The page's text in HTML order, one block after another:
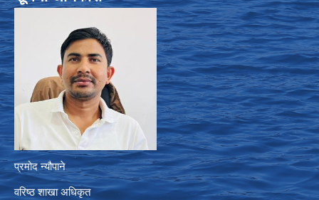
प्रमोद न्यौपाने
वरिष्ठ शाखा अधिकृत